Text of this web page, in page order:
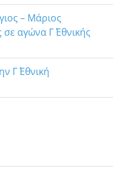
– Μάριος
αγώνα Γ΄ Εθνικής
Γ΄ Εθνική